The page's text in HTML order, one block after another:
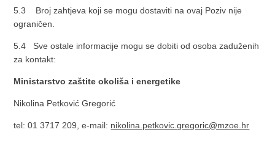
5.3 Broj zahtjeva koji se mogu dostaviti na ovaj Poziv nije
ograničen.
5.4 Sve ostale informacije mogu se dobiti od osoba zaduženih
za kontakt:
Ministarstvo zaštite okoliša i energetike
Nikolina Petković Gregorić
tel: 01 3717 209, e-mail: nikolina.petkovic.gregoric@mzoe.hr